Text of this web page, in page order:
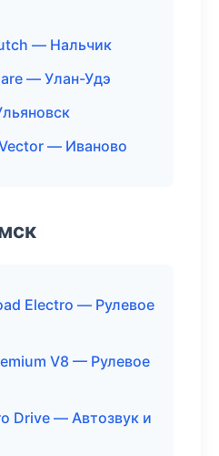
— Нальчик
— Улан-Удэ
— Иваново
Electro — Рулевое
V8 — Рулевое
Drive — Автозвук и